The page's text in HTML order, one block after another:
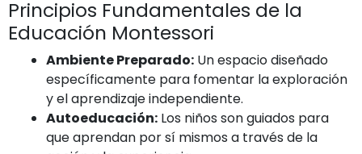
Principios Fundamentales de la
Educación Montessori
Ambiente Preparado: Un espacio diseñado
específicamente para fomentar la exploración
y el aprendizaje independiente.
Autoeducación: Los niños son guiados para
que aprendan por sí mismos a través de la